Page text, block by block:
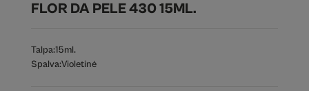
FLOR DA PELE 430 15ML.
Talpa:15ml.
Spalva:Violetinė